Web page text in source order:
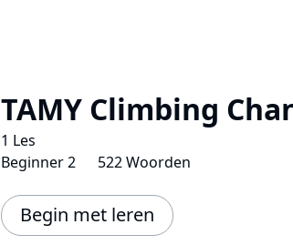
TAMY Climbing
1 Les
Beginner 2
522 Woorden
Begin met leren